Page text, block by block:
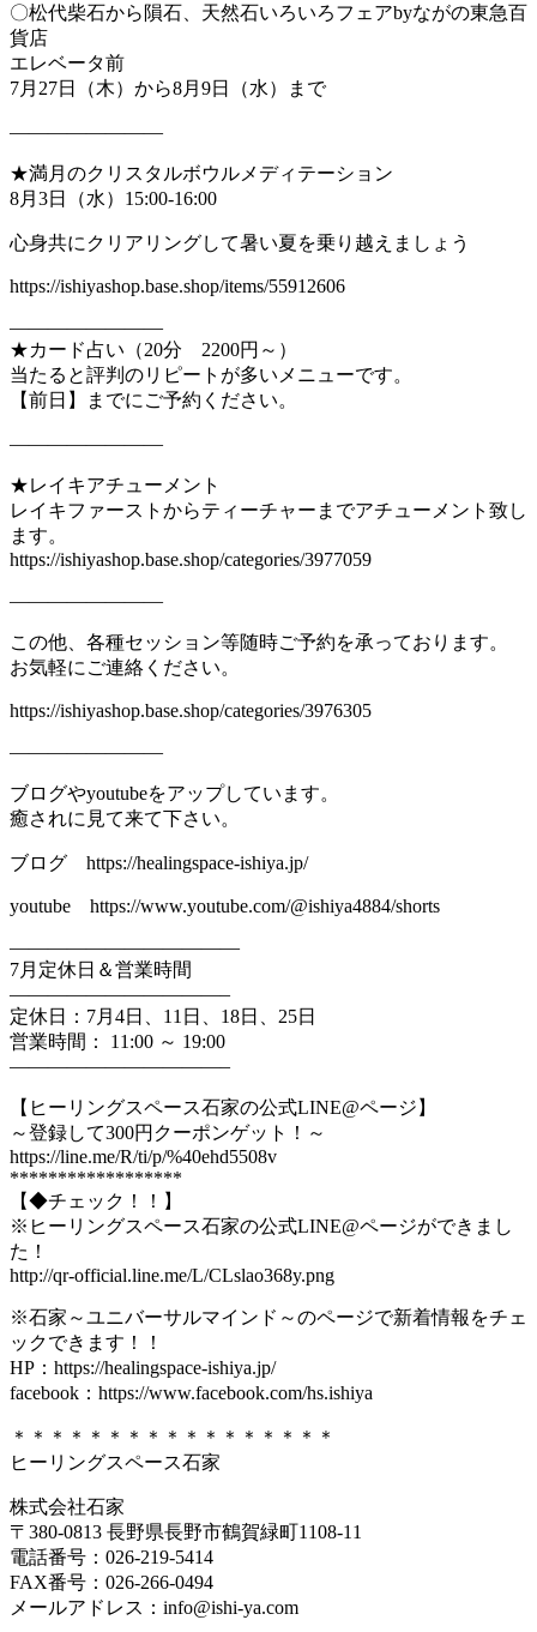
〇松代柴石から隕石、天然石いろいろフェアbyながの東急百
貨店
エレベータ前
7月27日（木）から8月9日（水）まで
————————
★満月のクリスタルボウルメディテーション
8月3日（水）15:00-16:00
心身共にクリアリングして暑い夏を乗り越えましょう
https://ishiyashop.base.shop/items/55912606
————————
★カード占い（20分 2200円～）
当たると評判のリピートが多いメニューです。
【前日】までにご予約ください。
————————
★レイキアチューメント
レイキファーストからティーチャーまでアチューメント致し
ます。
https://ishiyashop.base.shop/categories/3977059
————————
この他、各種セッション等随時ご予約を承っております。
お気軽にご連絡ください。
https://ishiyashop.base.shop/categories/3976305
————————
ブログやyoutubeをアップしています。
癒されに見て来て下さい。
ブログ https://healingspace-ishiya.jp/
youtube https://www.youtube.com/@ishiya4884/shorts
————————————
7月定休日＆営業時間
———————————–
定休日：7月4日、11日、18日、25日
営業時間： 11:00 ～ 19:00
———————————–
【ヒーリングスペース石家の公式LINE@ページ】
～登録して300円クーポンゲット！～
https://line.me/R/ti/p/%40ehd5508v
******************
【◆チェック！！】
※ヒーリングスペース石家の公式LINE@ページができまし
た！
http://qr-official.line.me/L/CLslao368y.png
※石家～ユニバーサルマインド～のページで新着情報をチェ
ックできます！！
HP：https://healingspace-ishiya.jp/
facebook：https://www.facebook.com/hs.ishiya
＊＊＊＊＊＊＊＊＊＊＊＊＊＊＊＊＊
ヒーリングスペース石家
株式会社石家
〒380-0813 長野県長野市鶴賀緑町1108-11
電話番号：026-219-5414
FAX番号：026-266-0494
メールアドレス：info@ishi-ya.com